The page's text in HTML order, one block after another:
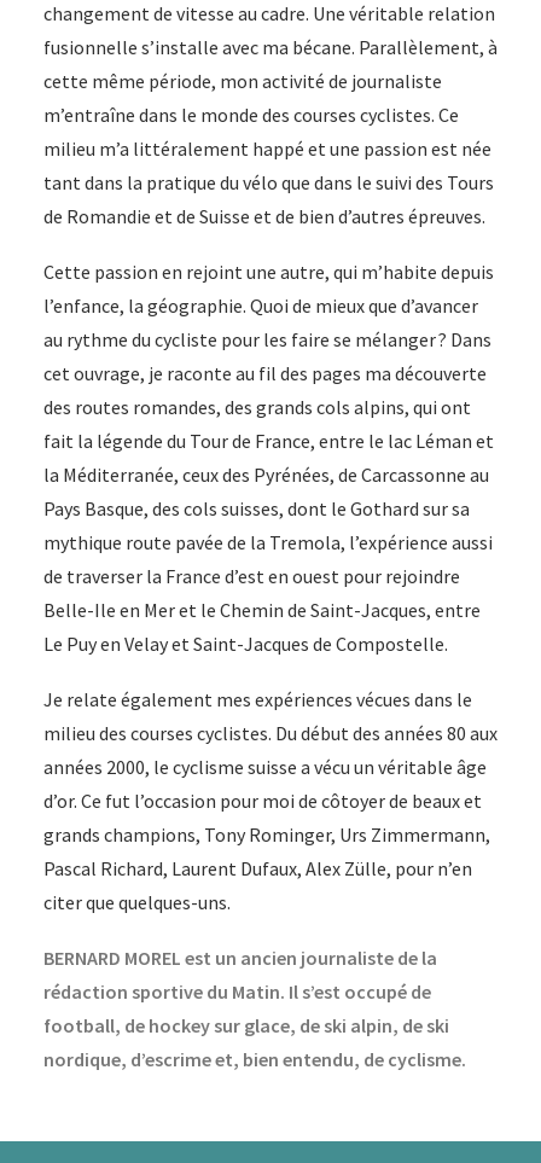
changement de vitesse au cadre. Une véritable relation
fusionnelle s’installe avec ma bécane. Parallèlement, à
cette même période, mon activité de journaliste
m’entraîne dans le monde des courses cyclistes. Ce
milieu m’a littéralement happé et une passion est née
tant dans la pratique du vélo que dans le suivi des Tours
de Romandie et de Suisse et de bien d’autres épreuves.
Cette passion en rejoint une autre, qui m’habite depuis
l’enfance, la géographie. Quoi de mieux que d’avancer
au rythme du cycliste pour les faire se mélanger ? Dans
cet ouvrage, je raconte au fil des pages ma découverte
des routes romandes, des grands cols alpins, qui ont
fait la légende du Tour de France, entre le lac Léman et
la Méditerranée, ceux des Pyrénées, de Carcassonne au
Pays Basque, des cols suisses, dont le Gothard sur sa
mythique route pavée de la Tremola, l’expérience aussi
de traverser la France d’est en ouest pour rejoindre
Belle-Ile en Mer et le Chemin de Saint-Jacques, entre
Le Puy en Velay et Saint-Jacques de Compostelle.
Je relate également mes expériences vécues dans le
milieu des courses cyclistes. Du début des années 80 aux
années 2000, le cyclisme suisse a vécu un véritable âge
d’or. Ce fut l’occasion pour moi de côtoyer de beaux et
grands champions, Tony Rominger, Urs Zimmermann,
Pascal Richard, Laurent Dufaux, Alex Zülle, pour n’en
citer que quelques-uns.
BERNARD MOREL est un ancien journaliste de la
rédaction sportive du Matin. Il s’est occupé de
football, de hockey sur glace, de ski alpin, de ski
nordique, d’escrime et, bien entendu, de cyclisme.